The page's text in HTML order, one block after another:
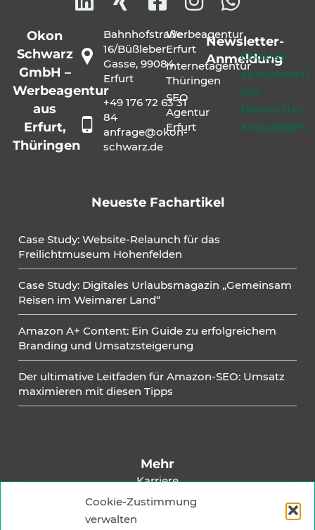
Cookie-Zustimmung
verwalten
Okon
Schwarz
GmbH –
Werbeagentur
aus
Erfurt,
Thüringen
Bahnhofstraße
16/Büßleber
Gasse, 99084
Erfurt
+49 176 72 63 31
84
anfrage@okon-
schwarz.de
Werbeagentur
Erfurt
Internetagentur
Thüringen
SEO
Agentur
Erfurt
Newsletter-
Anmeldung
Cookies
akzeptieren
um
Newsletter
anzuzeigen.
Neueste Fachartikel
Case Study: Website-Relaunch für das
Freilichtmuseum Hohenfelden
Case Study: Digitales Urlaubsmagazin „Gemeinsam
Reisen im Weimarer Land“
Amazon A+ Content: Ein Guide zu erfolgreichem
Branding und Umsatzsteigerung
Der ultimative Leitfaden für Amazon-SEO: Umsatz
maximieren mit diesen Tipps
Mehr
Karriere
Impressum
Datenschutzerklärung